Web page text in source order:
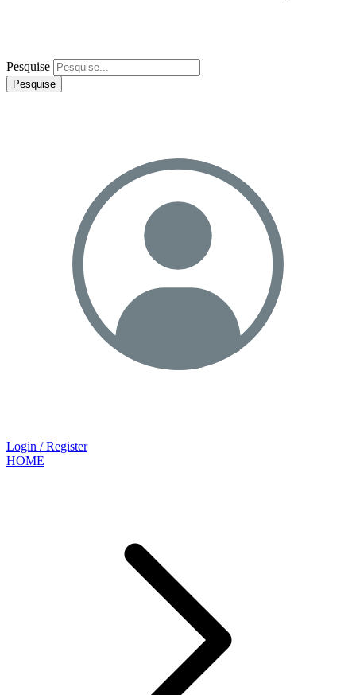
Pesquise
Pesquise
Login / Register
HOME